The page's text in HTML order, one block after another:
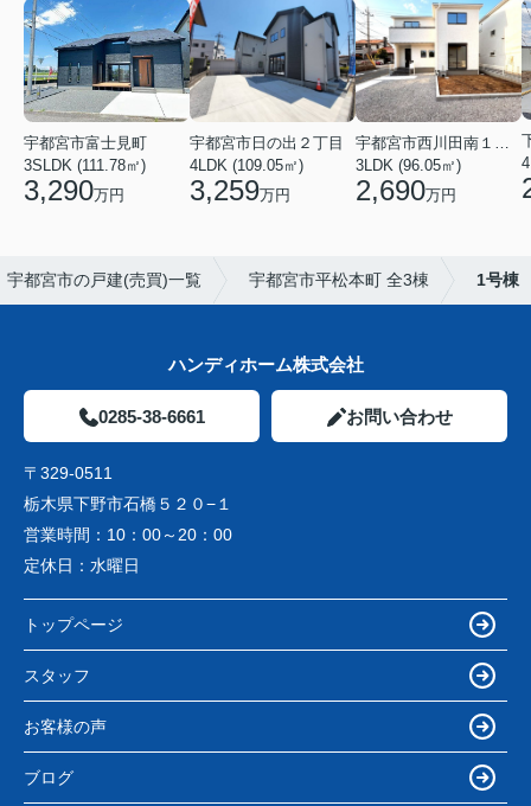
宇都宮市富士見町
3SLDK (111.78㎡)
3,290万円
宇都宮市日の出２丁目
4LDK (109.05㎡)
3,259万円
宇都宮市西川田南１丁目
3LDK (96.05㎡)
2,690万円
宇都宮市の戸建(売買)一覧 宇都宮市平松本町 全3棟 1号棟
ハンディホーム株式会社
0285-38-6661 お問い合わせ
〒329-0511
栃木県下野市石橋５２０−１
営業時間： 10：00～20：00
定休日： 水曜日
トップページ
スタッフ
お客様の声
ブログ